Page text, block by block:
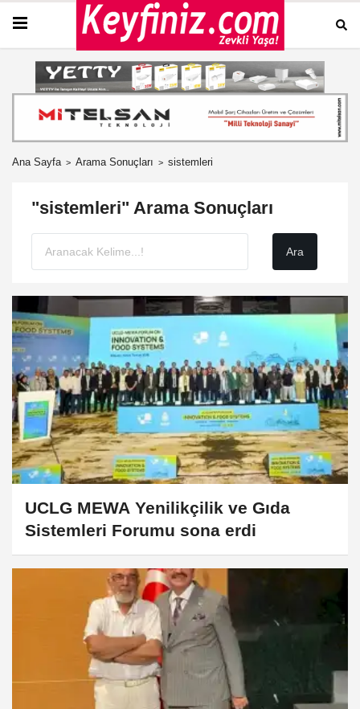
Ana Sayfa Arama Sonuçları sistemleri
"sistemleri" Arama Sonuçları
UCLG MEWA Yenilikçilik ve Gıda
Sistemleri Forumu sona erdi